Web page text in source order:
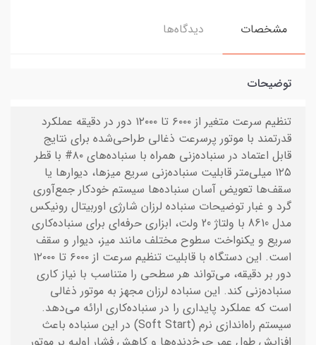
مشخصات دیدگاه‌ها
توضیحات
تنظیم سرعت متغیر از ۶۰۰۰ تا ۱۲۰۰۰ دور در دقیقه عملکرد
قدرتمند با موتور پرسرعت ذغالی طراحی‌شده برای نتایج
قابل اعتماد در سنباده‌زنی همراه با سنباده‌های ۸۰# با قطر
۱۲۵ میلی‌متر قابلیت سنباده‌زنی سریع میزها، دیوارها یا
سقف‌ها تعویض آسان سنباده‌ها سیستم خودکار جمع‌آوری
گرد و غبار توضیحات سنباده لرزان شارژی اوربیتال رونیکس
مدل 8610 با ولتاژ 20 ولت، ابزاری حرفه‌ای برای سنباده‌کاری
سریع و یکنواخت سطوح مختلف مانند میز، دیوار و سقف
است. این دستگاه با قابلیت تنظیم سرعت از ۶۰۰۰ تا ۱۲۰۰۰
دور بر دقیقه، می‌تواند هر سطحی را متناسب با نیاز کاری
سنباده‌زنی کند. این سنباده لرزان مجهز به موتور ذغالی
است که عملکرد پایداری را در سنباده‌کاری ارائه می‌دهد.
سیستم راه‌اندازی نرم (Soft Start) در این سنباده باعث